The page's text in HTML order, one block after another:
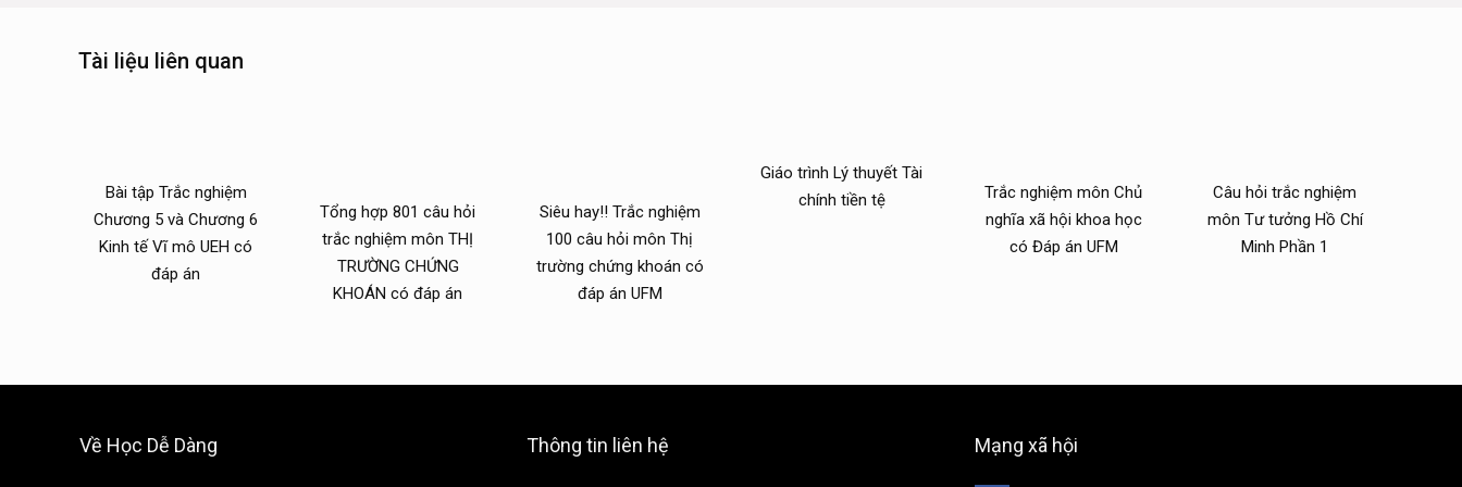
Tài liệu liên quan
Bài tập Trắc nghiệm
Chương 5 và Chương 6
Kinh tế Vĩ mô UEH có
đáp án
Tổng hợp 801 câu hỏi
trắc nghiệm môn THỊ
TRƯỜNG CHỨNG
KHOÁN có đáp án
Siêu hay!! Trắc nghiệm
100 câu hỏi môn Thị
trường chứng khoán có
đáp án UFM
Giáo trình Lý thuyết Tài
chính tiền tệ
Trắc nghiệm môn Chủ
nghĩa xã hội khoa học
có Đáp án UFM
Câu hỏi trắc nghiệm
môn Tư tưởng Hồ Chí
Minh Phần 1
Về Học Dễ Dàng Thông tin liên hệ Mạng xã hội